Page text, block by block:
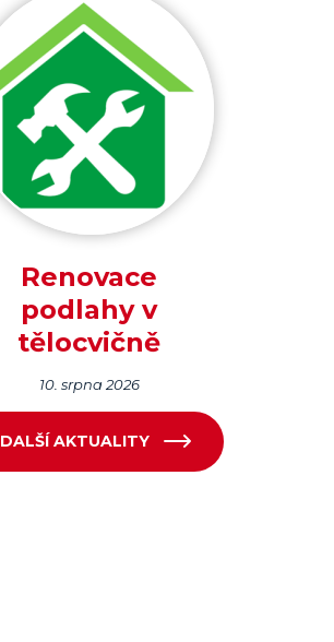
Renovace
podlahy v
tělocvičně
10. srpna 2026
DALŠÍ AKTUALITY